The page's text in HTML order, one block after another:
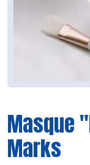
Masque
Marks